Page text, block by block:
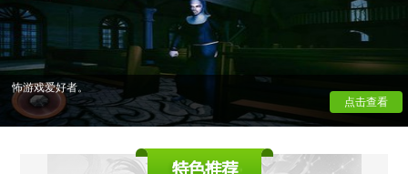
点击查看
捕，敌人 AI 行动灵活，环境音效与昏暗场景营造惊悚氛围。续
作拓展全新地图与剧情支线，新增隐藏结局与特殊道具，精简
版优化低配手机运行，破解版解锁无敌、免追捕特权，系列不
断追加隐藏彩蛋、限时场景，依靠紧张的逃生玩法收获大量恐
怖游戏爱好者。